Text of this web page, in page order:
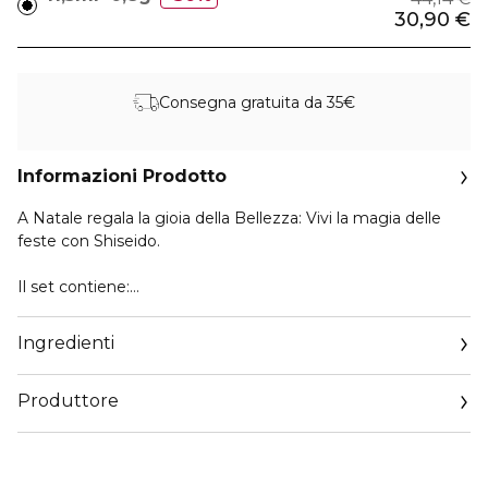
30,90 €
Consegna gratuita da 35€
Informazioni Prodotto
A Natale regala la gioia della Bellezza: Vivi la magia delle
feste con Shiseido.
Il set contiene:
volumizzante e intenso con eccezionale precisione e
controllo.
- Kajal Inkartist Black - 0,8 g: Matita per occhi 4 in 1 che
funge da eyeliner, kajal, ombretto e colore per sopracciglia.
Ingredienti
Produttore